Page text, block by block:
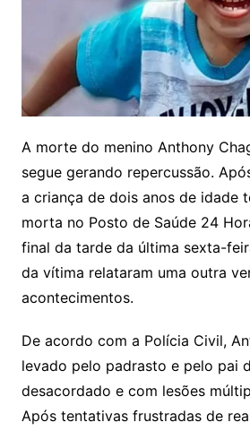
A morte do menino Anthony
segue gerando repercussão.
a criança de dois anos de idade
morta no Posto de Saúde 24
final da tarde da última sexta-
da vítima relataram uma outra
acontecimentos.
De acordo com a Polícia Civil,
levado pelo padrasto e pelo pai
desacordado e com lesões
Após tentativas frustradas de